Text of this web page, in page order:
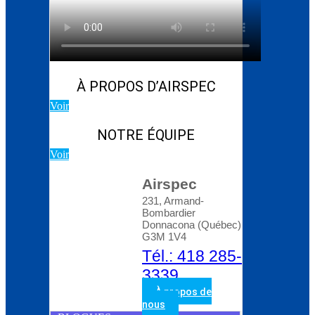
Blog d’Atlas Copco:
Comment choisir le bon
compresseur rotatif à
vis
À PROPOS D’AIRSPEC
Voir
NOTRE ÉQUIPE
Voir
Airspec
231, Armand-
Bombardier
Donnacona (Québec)
G3M 1V4
Tél.: 418 285-
3339
À propos de
nous